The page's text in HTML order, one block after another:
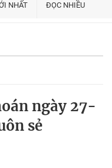
NHẤT ĐỌC NHIỀU
ngày 27-
sẻ